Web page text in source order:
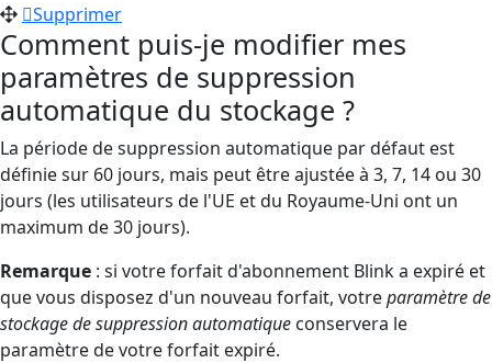
Supprimer
Comment puis-je modifier mes
paramètres de suppression
automatique du stockage ?
La période de suppression automatique par défaut est
définie sur 60 jours, mais peut être ajustée à 3, 7, 14 ou 30
jours (les utilisateurs de l'UE et du Royaume-Uni ont un
maximum de 30 jours).
Remarque : si votre forfait d'abonnement Blink a expiré et
que vous disposez d'un nouveau forfait, votreparamètre de
stockage de suppression automatique conservera le
paramètre de votre forfait expiré.